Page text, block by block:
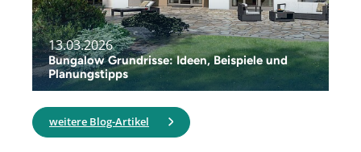
13.03.2026
Bungalow Grundrisse: Ideen, Beispiele und
Planungstipps
weitere Blog-Artikel